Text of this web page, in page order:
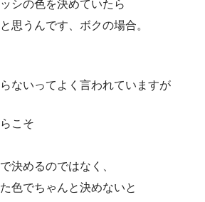
シの色を決めていたら
思うんです、ボクの場合。
ないってよく言われていますが
こそ
決めるのではなく、
色でちゃんと決めないと